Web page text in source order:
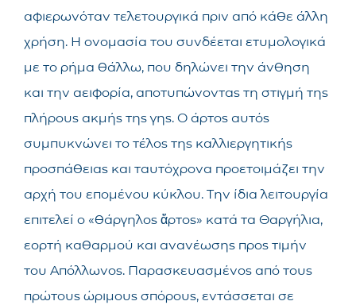
αφιερωνόταν τελετουργικά πριν από κάθε άλλη
χρήση. Η ονομασία του συνδέεται ετυμολογικά
με το ρήμα θάλλω, που δηλώνει την άνθηση
και την αειφορία, αποτυπώνοντας τη στιγμή της
πλήρους ακμής της γης. Ο άρτος αυτός
συμπυκνώνει το τέλος της καλλιεργητικής
προσπάθειας και ταυτόχρονα προετοιμάζει την
αρχή του επομένου κύκλου. Την ίδια λειτουργία
επιτελεί ο «θάργηλος ἄρτος» κατά τα Θαργήλια,
εορτή καθαρμού και ανανέωσης προς τιμήν
του Απόλλωνος. Παρασκευασμένος από τους
πρώτους ώριμους σπόρους, εντάσσεται σε